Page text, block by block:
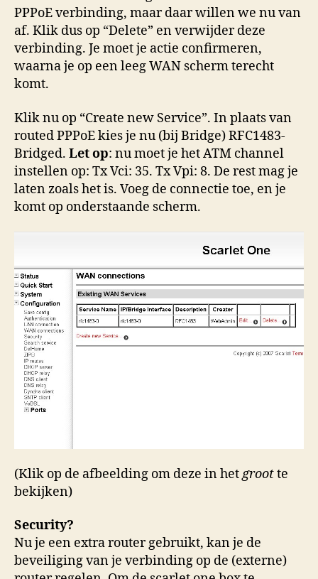
PPPoE verbinding, maar daar willen we nu van
af. Klik dus op “Delete” en verwijder deze
verbinding. Je moet je actie confirmeren,
waarna je op een leeg WAN scherm terecht
komt.
Klik nu op “Create new Service”. In plaats van
routed PPPoE kies je nu (bij Bridge) RFC1483-
Bridged. Let op: nu moet je het ATM channel
instellen op: Tx Vci: 35. Tx Vpi: 8. De rest mag je
laten zoals het is. Voeg de connectie toe, en je
komt op onderstaande scherm.
(Klik op de afbeelding om deze in hetgrootte
bekijken)
Security?
Nu je een extra router gebruikt, kan je de
beveiliging van je verbinding op de (externe)